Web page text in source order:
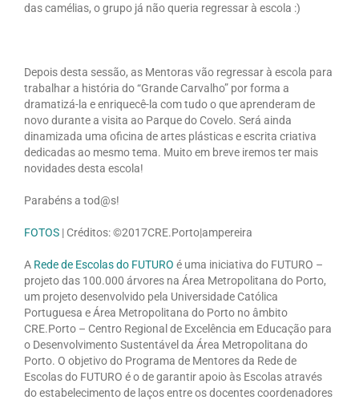
das camélias, o grupo já não queria regressar à escola :)
Depois desta sessão, as Mentoras vão regressar à escola para
trabalhar a história do “Grande Carvalho” por forma a
dramatizá-la e enriquecê-la com tudo o que aprenderam de
novo durante a visita ao Parque do Covelo. Será ainda
dinamizada uma oficina de artes plásticas e escrita criativa
dedicadas ao mesmo tema. Muito em breve iremos ter mais
novidades desta escola!
Parabéns a tod@s!
FOTOS | Créditos: ©2017CRE.Porto|ampereira
A Rede de Escolas do FUTURO é uma iniciativa do FUTURO –
projeto das 100.000 árvores na Área Metropolitana do Porto,
um projeto desenvolvido pela Universidade Católica
Portuguesa e Área Metropolitana do Porto no âmbito
CRE.Porto – Centro Regional de Excelência em Educação para
o Desenvolvimento Sustentável da Área Metropolitana do
Porto. O objetivo do Programa de Mentores da Rede de
Escolas do FUTURO é o de garantir apoio às Escolas através
do estabelecimento de laços entre os docentes coordenadores